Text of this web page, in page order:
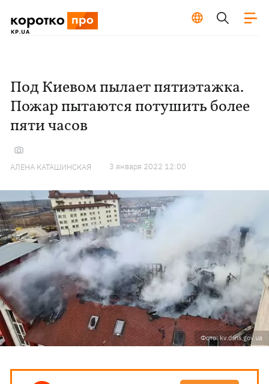
Под Киевом пылает пятиэтажка.
Пожар пытаются потушить более
пяти часов
АЛЕНА КАТАШИНСКАЯ 3 января 2022 12:00
Фото: kv.dsns.gov.ua